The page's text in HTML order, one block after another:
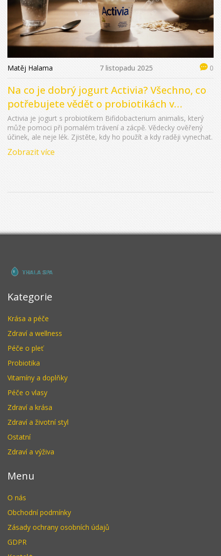
Matěj Halama 7 listopadu 2025 0
Na co je dobrý jogurt Activia? Všechno, co
potřebujete vědět o probiotikách v
každodenní výživě
Activia je jogurt s probiotikem Bifidobacterium animalis, který
může pomoci při pomalém trávení a zácpě. Vědecky ověřený
účinek, ale neje lék. Zjistěte, kdy ho použít a kdy raději vynechat.
Zobrazit více
Kategorie
Krása a péče
Zdraví a wellness
Péče o pleť
Probiotika
Vitamíny a doplňky
Péče o vlasy
Zdraví a krása
Zdraví a životní styl
Ostatní
Zdraví a výživa
Menu
O nás
Obchodní podmínky
Zásady ochrany osobních údajů
GDPR